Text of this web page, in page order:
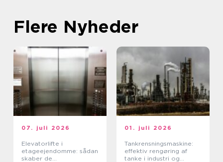
Flere Nyheder
07. juli 2026
Elevatorlifte i
etageejendomme: sådan
skaber de
01. juli 2026
Tankrensningsmaskine:
effektiv rengøring af
tanke i industri og